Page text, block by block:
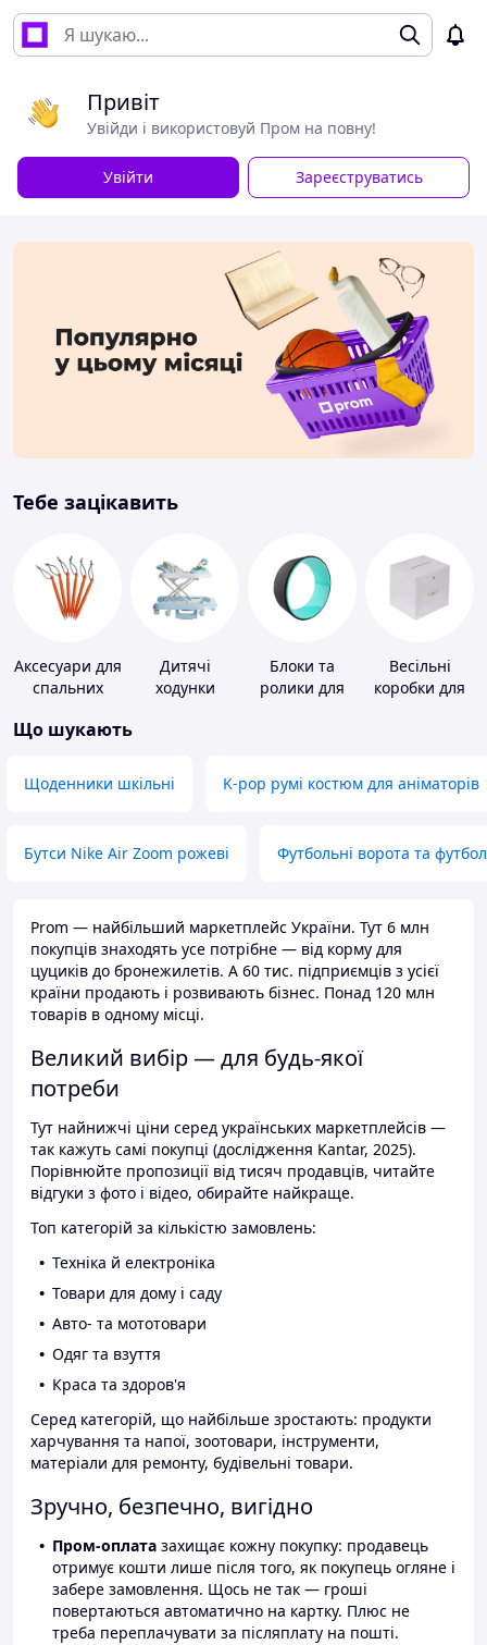
Привіт
Увійди і використовуй Пром на повну!
Увійти Зареєструватись
Тебе зацікавить
Аксесуари для
спальних
карематів та
Дитячі
ходунки
Блоки та
ролики для
Весільні
коробки для
Що шукають
Щоденники шкільні K-pop румі костюм для аніматорів
Бутси Nike Air Zoom рожеві Футбольні ворота та
Prom — найбільший маркетплейс України. Тут 6 млн
покупців знаходять усе потрібне — від корму для
цуциків до бронежилетів. А 60 тис. підприємців з усієї
країни продають і розвивають бізнес. Понад 120 млн
товарів в одному місці.
Великий вибір — для будь-якої
потреби
Тут найнижчі ціни серед українських маркетплейсів —
так кажуть самі покупці (дослідження Kantar, 2025).
Порівнюйте пропозиції від тисяч продавців, читайте
відгуки з фото і відео, обирайте найкраще.
Топ категорій за кількістю замовлень:
Техніка й електроніка
Товари для дому і саду
Авто- та мототовари
Одяг та взуття
Краса та здоров'я
Серед категорій, що найбільше зростають: продукти
харчування та напої, зоотовари, інструменти,
матеріали для ремонту, будівельні товари.
Зручно, безпечно, вигідно
Пром-оплата захищає кожну покупку: продавець
отримує кошти лише після того, як покупець огляне і
забере замовлення. Щось не так — гроші
повертаються автоматично на картку. Плюс не
треба переплачувати за післяплату на пошті.